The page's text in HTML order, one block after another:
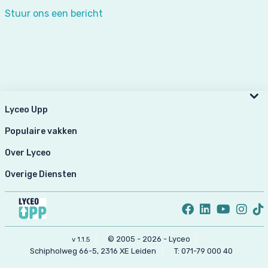
Stuur ons een bericht
Lyceo Upp
Populaire vakken
Over Lyceo
Overige Diensten
v 1.1.5
© 2005 - 2026 - Lyceo
Schipholweg 66-5, 2316 XE Leiden
T: 071-79 000 40